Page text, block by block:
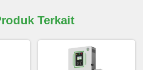
Terkait